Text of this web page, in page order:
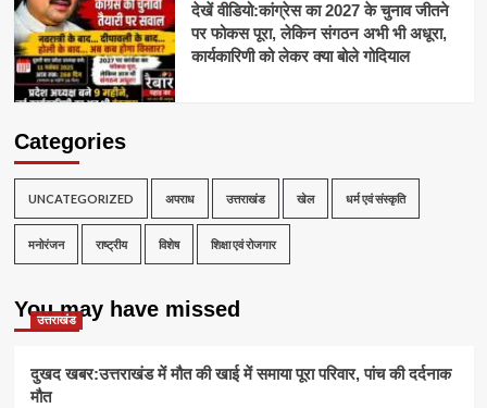
देखें वीडियो:कांग्रेस का 2027 के चुनाव जीतने
पर फोकस पूरा, लेकिन संगठन अभी भी अधूरा,
कार्यकारिणी को लेकर क्या बोले गोदियाल
Categories
UNCATEGORIZED अपराध उत्तराखंड खेल धर्म एवं संस्कृति
मनोरंजन राष्ट्रीय विशेष शिक्षा एवं रोजगार
You may have missed
उत्तराखंड
दुखद खबर:उत्तराखंड में मौत की खाई में समाया पूरा परिवार, पांच की दर्दनाक
मौत